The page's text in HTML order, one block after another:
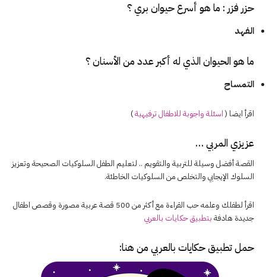
حزر فزر : ما هو أسرع حيوان بري ؟
الفهد
ما هو الحيوان الذي له أكبر عدد من الأسنان ؟
التمساح
اقرأ ايضا (اسئلة واجوبة للاطفال ترفيهية)
عزيزي المربي …
القصة أفضل وسيلة للتربية والتقويم .. لتعليم الطفل السلوكيات الصحيحة وتعزيز
السلوك الإيجابي والتخلص من السلوكيات الخاطئة.
اقرأ لطفلك وعلمه حب القراءة مع أكثر من 500 قصة عربية مصورة وقصص اطفال
جديدة هادفة بتطبيق حكايات بالعربي
حمل تطبيقحكايات بالعربي من هنا: